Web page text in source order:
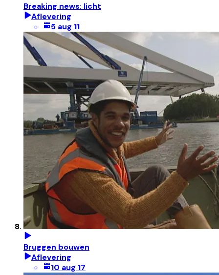
Breaking news: licht
Aflevering
5 aug 11
Bruggen bouwen
Aflevering
10 aug 17